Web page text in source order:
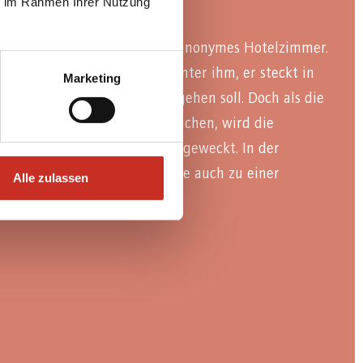
Marketing
Alle zulassen
Midlife-Crisis bezieht ein anonymes Hotelzimmer.
und Liebe liegen offenbar hinter ihm, er steckt in
fragt sich, wie es weitergehen soll. Doch als die
plötzlich zum Leben erwachen, wird die
Lebensgeister sind wieder geweckt. In der
sich die Geschichte auch zu einer
Ich.